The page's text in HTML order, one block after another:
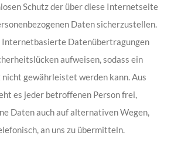
Schutz der über diese Internetseite
Daten sicherzustellen.
Internetbasierte Datenübertragungen
aufweisen, sodass ein
gewährleistet werden kann. Aus
es jeder betroffenen Person frei,
Daten auch auf alternativen Wegen,
an uns zu übermitteln.